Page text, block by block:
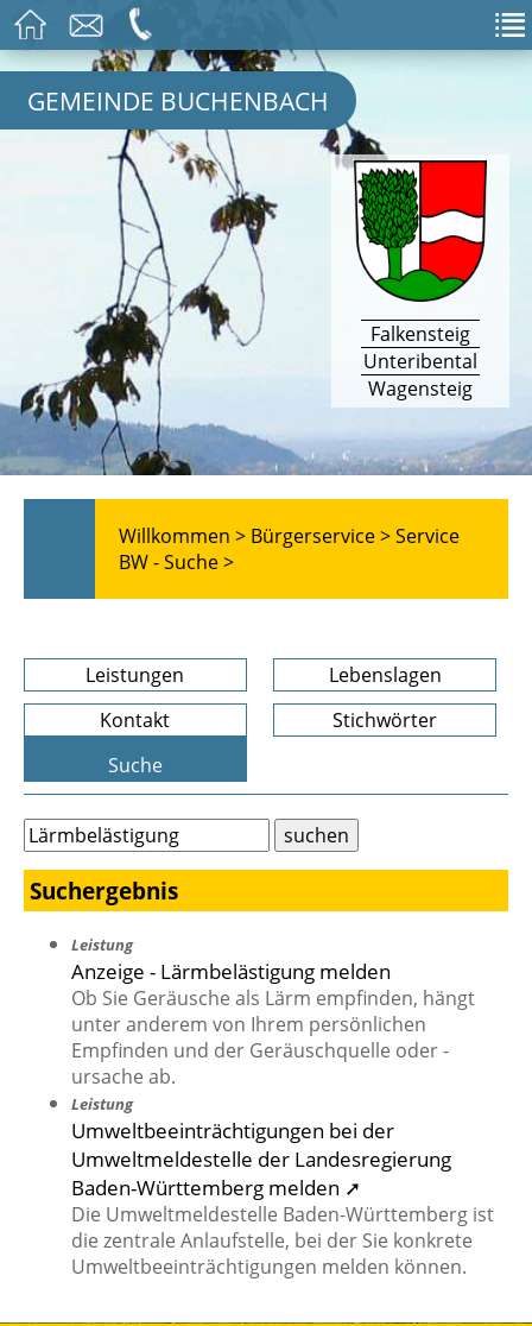
GEMEINDE BUCHENBACH
Falkensteig
Unteribental
Wagensteig
Willkommen > Bürgerservice >Service
BW - Suche >
Leistungen
Lebenslagen
Kontakt
Stichwörter
Suche
Suchergebnis
Leistung
Anzeige - Lärmbelästigung melden
Ob Sie Geräusche als Lärm empfinden, hängt
unter anderem von Ihrem persönlichen
Empfinden und der Geräuschquelle oder -
ursache ab.
Leistung
Umweltbeeinträchtigungen bei der
Umweltmeldestelle der Landesregierung
Baden-Württemberg melden ➚
Die Umweltmeldestelle Baden-Württemberg ist
die zentrale Anlaufstelle, bei der Sie konkrete
Umweltbeeinträchtigungen melden können.